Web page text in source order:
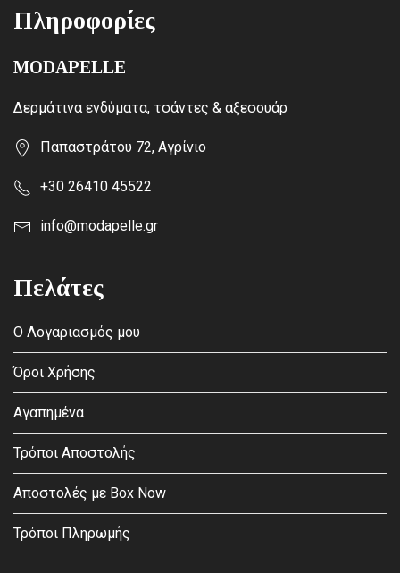
Πληροφορίες
MODAPELLE
Δερμάτινα ενδύματα, τσάντες & αξεσουάρ
Παπαστράτου 72, Αγρίνιο
+30 26410 45522
info@modapelle.gr
Πελάτες
Ο Λογαριασμός μου
Όροι Χρήσης
Αγαπημένα
Τρόποι Αποστολής
Αποστολές με Box Now
Τρόποι Πληρωμής